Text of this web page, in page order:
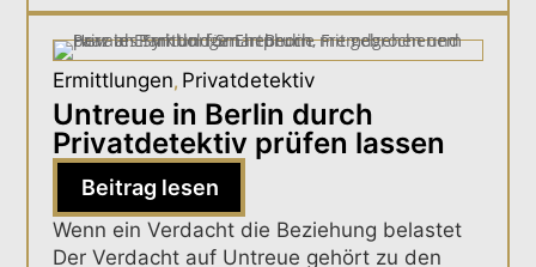
Ermittlungen, Privatdetektiv
Untreue in Berlin durch
Privatdetektiv prüfen lassen
Beitrag lesen
Wenn ein Verdacht die Beziehung belastet
Der Verdacht auf Untreue gehört zu den